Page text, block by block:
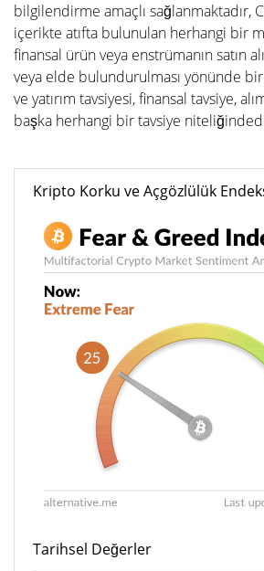
bilgilendirme amaçlı sağlanmaktadır,
içerikte atıfta bulunulan herhangi bir
finansal ürün veya enstrümanın satın
veya elde bulundurulması yönünde
ve yatırım tavsiyesi, finansal tavsiye,
başka herhangi bir tavsiye
Kripto Korku ve Açgözlülük
Tarihsel Değerler